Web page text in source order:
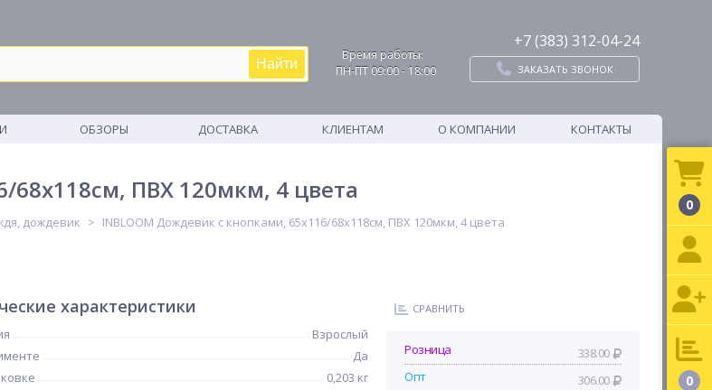
Найти
Время работы:
ПН-ПТ 09:00 - 18:00
+7 (383) 312-04-24
ЗАКАЗАТЬ ЗВОНОК
ОБЗОРЫ ДОСТАВКА КЛИЕНТАМ О КОМПАНИИ КОНТАКТЫ
68х118см, ПВХ 120мкм, 4 цвета
дождевик INBLOOM Дождевик с кнопками, 65х116/68х118см, ПВХ 120мкм, 4 цвета
характеристики
Взрослый
Да
0,203 кг
СРАВНИТЬ
Розница
338.00
Опт
306.00
0
0